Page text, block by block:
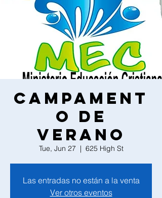
Campament
o de
Verano
Tue, Jun 27
  |
625 High St
Las entradas no están a la venta
Ver otros eventos